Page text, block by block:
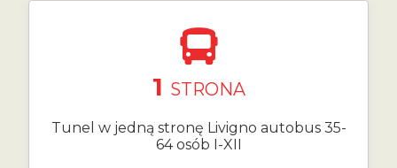
1 STRONA
Tunel w jedną stronę Livigno autobus 35-
64 osób I-XII